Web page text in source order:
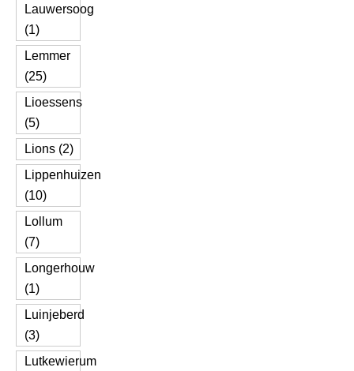
Lauwersoog
(1)
Lemmer
(25)
Lioessens
(5)
Lions (2)
Lippenhuizen
(10)
Lollum
(7)
Longerhouw
(1)
Luinjeberd
(3)
Lutkewierum